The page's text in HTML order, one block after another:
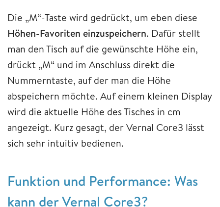
Die „M“-Taste wird gedrückt, um eben diese
Höhen-Favoriten einzuspeichern. Dafür stellt
man den Tisch auf die gewünschte Höhe ein,
drückt „M“ und im Anschluss direkt die
Nummerntaste, auf der man die Höhe
abspeichern möchte. Auf einem kleinen Display
wird die aktuelle Höhe des Tisches in cm
angezeigt. Kurz gesagt, der Vernal Core3 lässt
sich sehr intuitiv bedienen.
Funktion und Performance: Was
kann der Vernal Core3?